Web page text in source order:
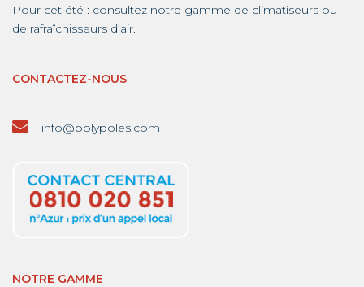
Pour cet été : consultez notre gamme de climatiseurs ou
de rafraîchisseurs d’air.
CONTACTEZ-NOUS
info@polypoles.com
NOTRE GAMME